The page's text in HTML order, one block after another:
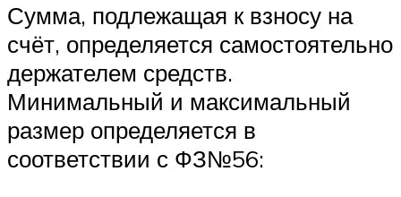
Сумма, подлежащая к взносу на
счёт, определяется самостоятельно
держателем средств.
Минимальный и максимальный
размер определяется в
соответствии с ФЗ№56: